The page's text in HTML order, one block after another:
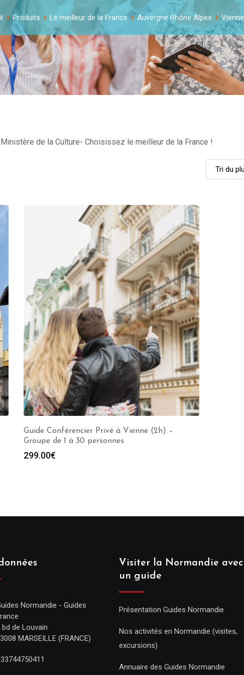
Produits Le meilleur de la France Auvergne Rhône Alpes Vienne
de la Culture- Choisissez le meilleur de la France !
Guide Conférencier Privé à Vienne (2h) –
Groupe de 1 à 30 personnes
299.00€
Normandie - Guides
bd de Louvain
MARSEILLE (FRANCE)
Visiter la Normandie avec
un guide
Présentation Guides Normandie
Nos activités en Normandie (visites,
excursions)
Annuaire des Guides Normandie